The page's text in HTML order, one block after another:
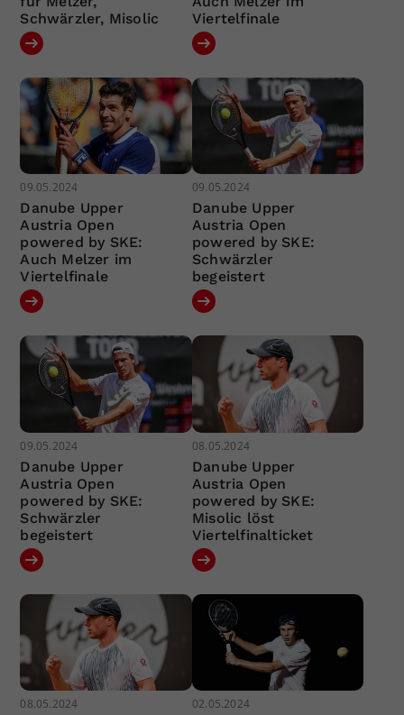
Schwärzler, Misolic
Viertelfinale
09.05.2024
Danube Upper
Austria Open
powered by SKE:
Auch Melzer im
Viertelfinale
09.05.2024
Danube Upper
Austria Open
powered by SKE:
Schwärzler
begeistert
09.05.2024
Danube Upper
Austria Open
powered by SKE:
Schwärzler
begeistert
08.05.2024
Danube Upper
Austria Open
powered by SKE:
Misolic löst
Viertelfinalticket
08.05.2024 02.05.2024